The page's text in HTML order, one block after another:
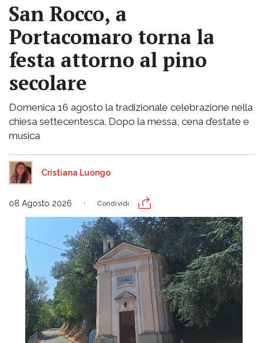
San Rocco, a
Portacomaro torna la
festa attorno al pino
secolare
Domenica 16 agosto la tradizionale celebrazione nella
chiesa settecentesca. Dopo la messa, cena d’estate e
musica
Cristiana Luongo
08 Agosto 2026 Condividi